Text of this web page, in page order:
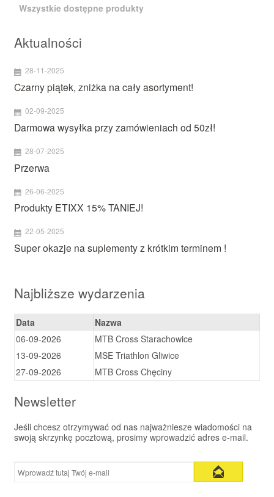
Wszystkie dostępne produkty
Aktualności
28-11-2025
Czarny piątek, zniżka na cały asortyment!
02-09-2025
Darmowa wysyłka przy zamówieniach od 50zł!
28-07-2025
Przerwa
26-06-2025
Produkty ETIXX 15% TANIEJ!
22-05-2025
Super okazje na suplementy z krótkim terminem !
Najbliższe wydarzenia
Data
Nazwa
06-09-2026
MTB Cross Starachowice
13-09-2026
MSE Triathlon Gliwice
27-09-2026
MTB Cross Chęciny
Newsletter
Jeśli chcesz otrzymywać od nas najważniesze wiadomości na
swoją skrzynkę pocztową, prosimy wprowadzić adres e-mail.